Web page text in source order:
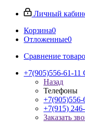
Личный
Корзина0
Отложенные0
Сравнение
+7(905)556-61-11
Назад
Телефоны
+7(915)
Заказать